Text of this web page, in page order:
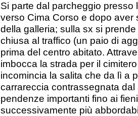
Si parte dal parcheggio
verso Cima Corso e dopo
della galleria; sulla sx si
chiusa al traffico (un paio di
prima del centro abitato.
imbocca la strada per il
incomincia la salita che da lì a
carrareccia contrassegnata
pendenze importanti fino ai
successivamente più